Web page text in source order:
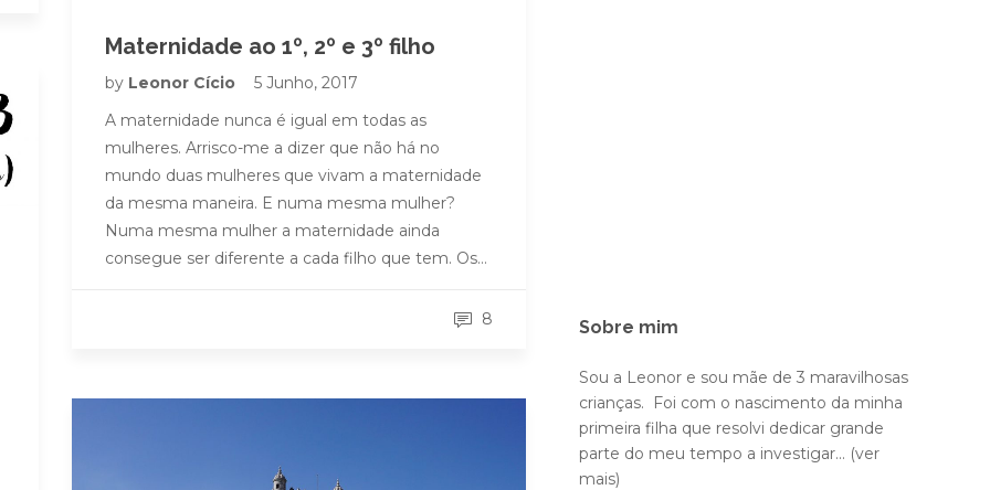
Maternidade ao 1º, 2º e 3º filho
by Leonor Cício
5 Junho, 2017
A maternidade nunca é igual em todas as
mulheres. Arrisco-me a dizer que não há no
mundo duas mulheres que vivam a maternidade
da mesma maneira. E numa mesma mulher?
Numa mesma mulher a maternidade ainda
consegue ser diferente a cada filho que tem. Os…
8 Sobre mim
Sou a Leonor e sou mãe de 3 maravilhosas
crianças. Foi com o nascimento da minha
primeira filha que resolvi dedicar grande
parte do meu tempo a investigar... (ver
mais)